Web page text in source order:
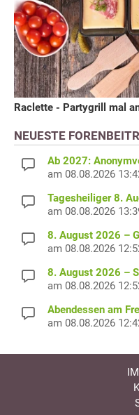
Raclette - Partygrill mal
NEUESTE
Ab 2027:
am 08.08.2026
Tagesheiliger 8.
am 08.08.2026
8. August 2026 –
am 08.08.2026
8. August 2026 –
am 08.08.2026
Abendessen am
am 08.08.2026